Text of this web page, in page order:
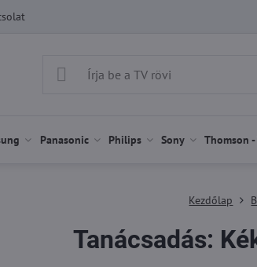
Panasonic Philips Sony Thomson -
Kezdőlap
Tanácsadás: